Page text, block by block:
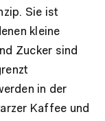
Sie ist
kleine
Zucker sind
in der
Kaffee und